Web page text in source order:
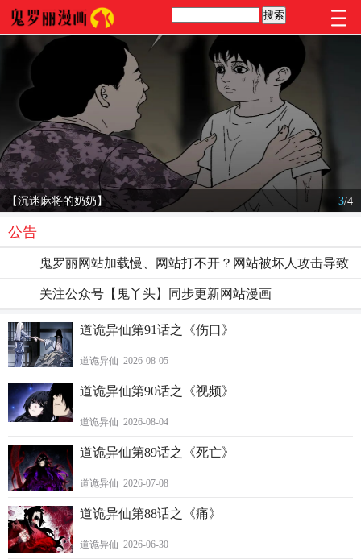
【沉迷麻将的奶奶】 3/4
公告
鬼罗丽网站加载慢、网站打不开？网站被坏人攻击导致
关注公众号【鬼丫头】同步更新网站漫画
道诡异仙第91话之《伤口》
道诡异仙 2026-08-05
道诡异仙第90话之《视频》
道诡异仙 2026-08-04
道诡异仙第89话之《死亡》
道诡异仙 2026-07-08
道诡异仙第88话之《痛》
道诡异仙 2026-06-30